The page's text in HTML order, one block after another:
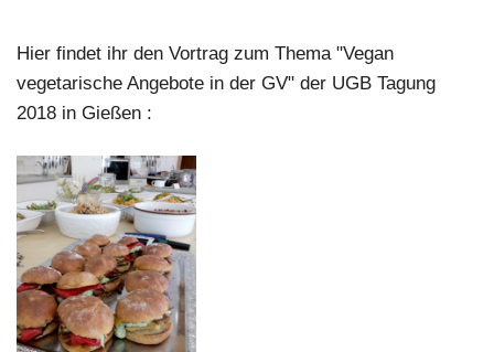
Hier findet ihr den Vortrag zum Thema "Vegan
vegetarische Angebote in der GV" der UGB Tagung
2018 in Gießen :